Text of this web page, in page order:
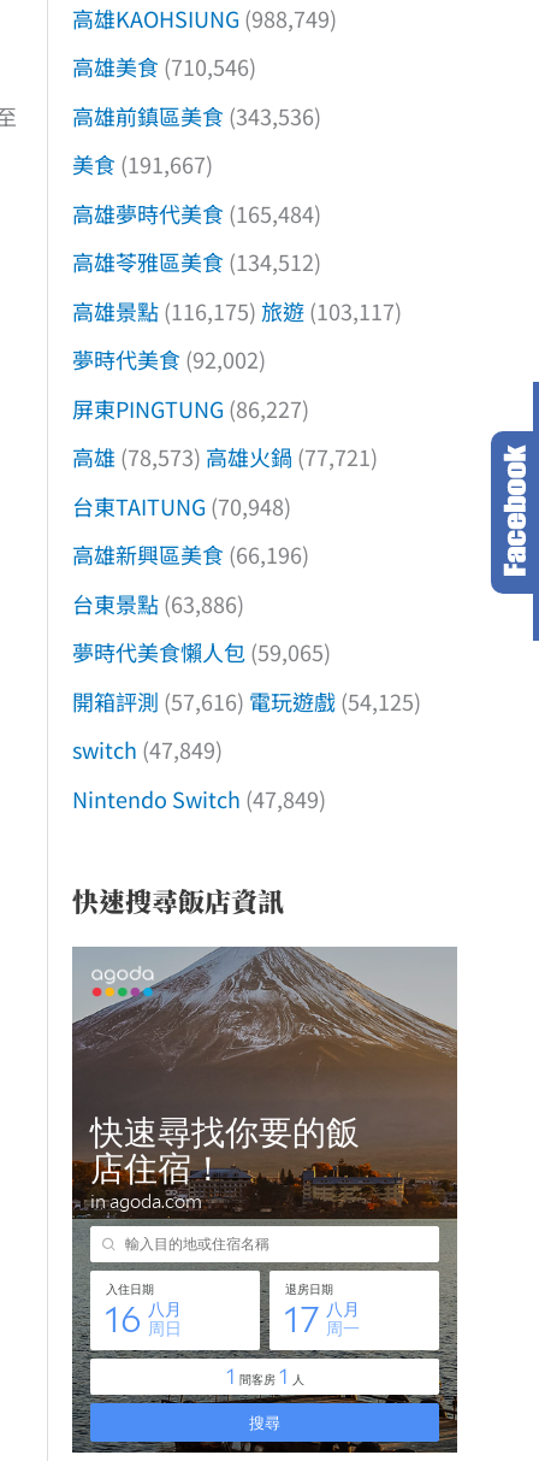
高雄KAOHSIUNG (988,749)
高雄美食 (710,546)
高雄前鎮區美食 (343,536)
美食 (191,667)
高雄夢時代美食 (165,484)
高雄苓雅區美食 (134,512)
高雄景點(116,175) 旅遊(103,117)
夢時代美食 (92,002)
屏東PINGTUNG (86,227)
高雄 (78,573) 高雄火鍋 (77,721)
台東TAITUNG (70,948)
高雄新興區美食 (66,196)
台東景點(63,886)
夢時代美食懶人包(59,065)
開箱評測 (57,616) 電玩遊戲(54,125)
switch (47,849)
Nintendo Switch (47,849)
快速搜尋飯店資訊